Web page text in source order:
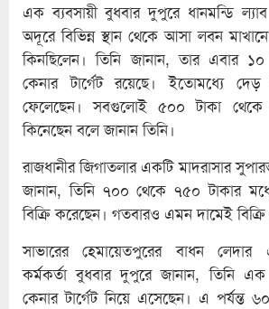
এক ব্যবসায়ী বুধবার দুপুরে ধানমন্ডি
অদূরে বিভিন্ন স্থান থেকে আসা লবন
কিনছিলেন। তিনি জানান, তার এবার
কেনার টার্গেট রয়েছে। ইতোমধ্যে
ফেলেছেন। সবগুলোই ৫০০ টাকা থেকে
কিনেছেন বলে জানান তিনি।
রাজধানীর জিগাতলার একটি মাদরাসার
জানান, তিনি ৭০০ থেকে ৭৫০ টাকার
বিক্রি করেছেন। গতবারও এমন দামেই
সাভারের হেমায়েতপুরের বাধন
কর্মকর্তা বুধবার দুপুরে জানান, তিনি
কেনার টার্গেট নিয়ে এসেছেন। এ পর্যন্ত